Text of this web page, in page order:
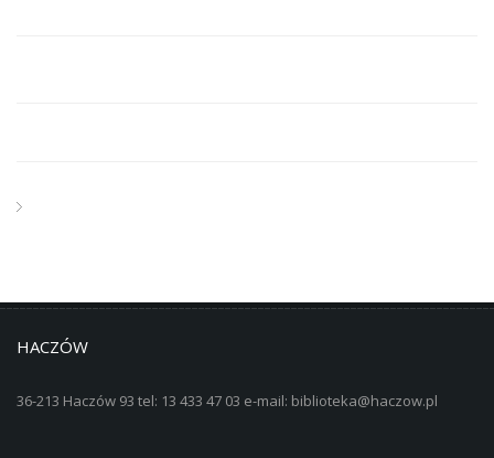
HACZÓW
36-213 Haczów 93 tel: 13 433 47 03 e-mail: biblioteka@haczow.pl